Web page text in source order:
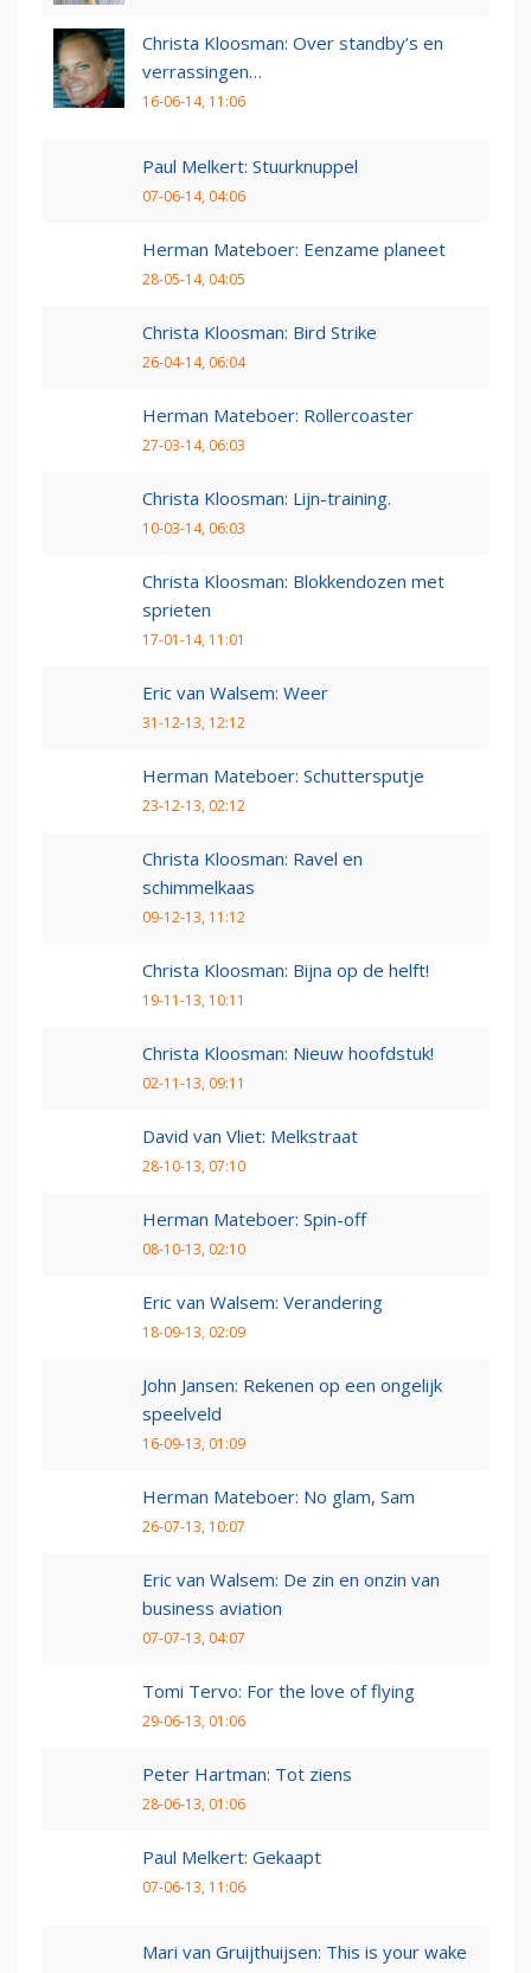
Christa Kloosman: Over standby’s en
verrassingen…
16-06-14, 11:06
Paul Melkert: Stuurknuppel
07-06-14, 04:06
Herman Mateboer: Eenzame planeet
28-05-14, 04:05
Christa Kloosman: Bird Strike
26-04-14, 06:04
Herman Mateboer: Rollercoaster
27-03-14, 06:03
Christa Kloosman: Lijn-training.
10-03-14, 06:03
Christa Kloosman: Blokkendozen met
sprieten
17-01-14, 11:01
Eric van Walsem: Weer
31-12-13, 12:12
Herman Mateboer: Schuttersputje
23-12-13, 02:12
Christa Kloosman: Ravel en
schimmelkaas
09-12-13, 11:12
Christa Kloosman: Bijna op de helft!
19-11-13, 10:11
Christa Kloosman: Nieuw hoofdstuk!
02-11-13, 09:11
David van Vliet: Melkstraat
28-10-13, 07:10
Herman Mateboer: Spin-off
08-10-13, 02:10
Eric van Walsem: Verandering
18-09-13, 02:09
John Jansen: Rekenen op een ongelijk
speelveld
16-09-13, 01:09
Herman Mateboer: No glam, Sam
26-07-13, 10:07
Eric van Walsem: De zin en onzin van
business aviation
07-07-13, 04:07
Tomi Tervo: For the love of flying
29-06-13, 01:06
Peter Hartman: Tot ziens
28-06-13, 01:06
Paul Melkert: Gekaapt
07-06-13, 11:06
Mari van Gruijthuijsen: This is your wake